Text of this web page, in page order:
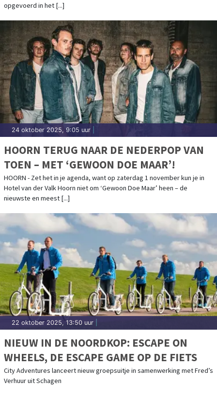
opgevoerd in het [...]
24 oktober 2025, 9:05 uur
HOORN TERUG NAAR DE NEDERPOP VAN
TOEN – MET ‘GEWOON DOE MAAR’!
HOORN - Zet het in je agenda, want op zaterdag 1 november kun je in
Hotel van der Valk Hoorn niet om ‘Gewoon Doe Maar’ heen – de
nieuwste en meest [...]
22 oktober 2025, 13:50 uur
NIEUW IN DE NOORDKOP: ESCAPE ON
WHEELS, DE ESCAPE GAME OP DE FIETS
City Adventures lanceert nieuw groepsuitje in samenwerking met Fred’s
Verhuur uit Schagen